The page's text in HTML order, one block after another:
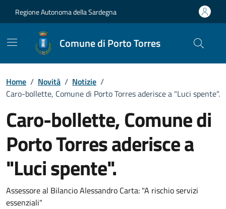
Regione Autonoma della Sardegna
Comune di Porto Torres
Home / Novità / Notizie /
Caro-bollette, Comune di Porto Torres aderisce a "Luci spente".
Caro-bollette, Comune di
Porto Torres aderisce a
"Luci spente".
Dettagli della notizia
Assessore al Bilancio Alessandro Carta: "A rischio servizi
essenziali"